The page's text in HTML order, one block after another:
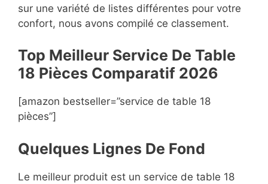
sur une variété de listes différentes pour votre
confort, nous avons compilé ce classement.
Top Meilleur Service De Table
18 Pièces Comparatif 2026
[amazon bestseller=”service de table 18
pièces”]
Quelques Lignes De Fond
Le meilleur produit est un service de table 18